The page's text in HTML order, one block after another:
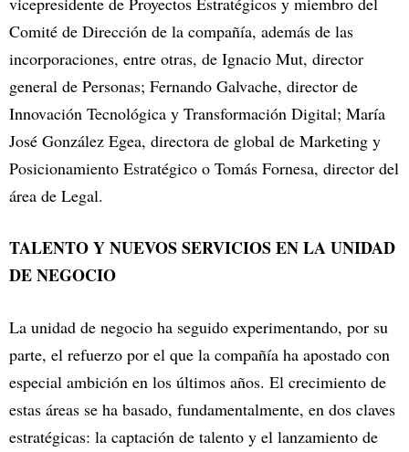
Comité de Dirección de la compañía, además de las
incorporaciones, entre otras, de Ignacio Mut, director
general de Personas; Fernando Galvache, director de
Innovación Tecnológica y Transformación Digital; María
José González Egea, directora de global de Marketing y
Posicionamiento Estratégico o Tomás Fornesa, director del
área de Legal.
TALENTO Y NUEVOS SERVICIOS EN LA UNIDAD
DE NEGOCIO
La unidad de negocio ha seguido experimentando, por su
parte, el refuerzo por el que la compañía ha apostado con
especial ambición en los últimos años. El crecimiento de
estas áreas se ha basado, fundamentalmente, en dos claves
estratégicas: la captación de talento y el lanzamiento de